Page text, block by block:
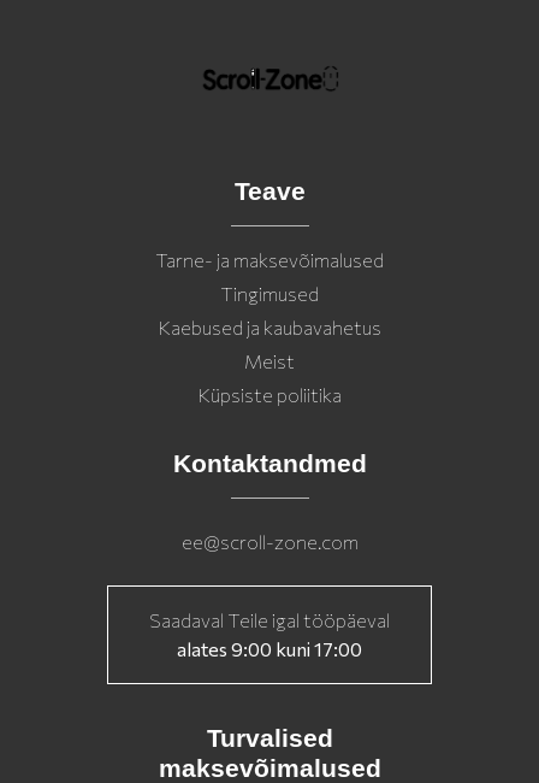
Teave
Tarne- ja maksevõimalused
Tingimused
Kaebused ja kaubavahetus
Meist
Küpsiste poliitika
Kontaktandmed
ee@scroll-zone.com
Saadaval Teile igal tööpäeval
alates 9:00 kuni 17:00
Turvalised
maksevõimalused